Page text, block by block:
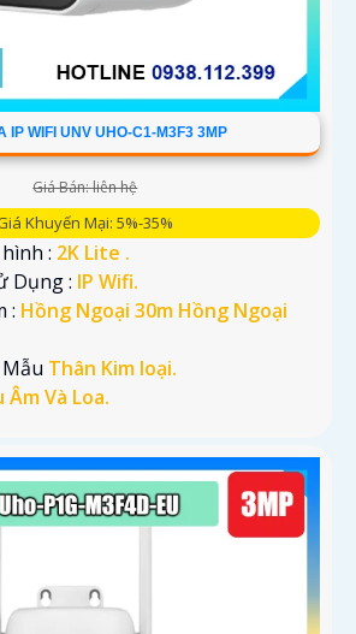
IP WIFI UNV UHO-C1-M3F3 3MP
Giá Bán: liên hệ
Khuyến Mại: 5%-35%
: 2K Lite .
Dụng : IP Wifi.
: Hồng Ngoại 30m Hồng Ngoại
Thân Kim loại.
Âm Và Loa.